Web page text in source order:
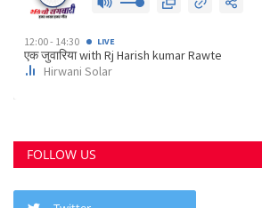
FOLLOW US